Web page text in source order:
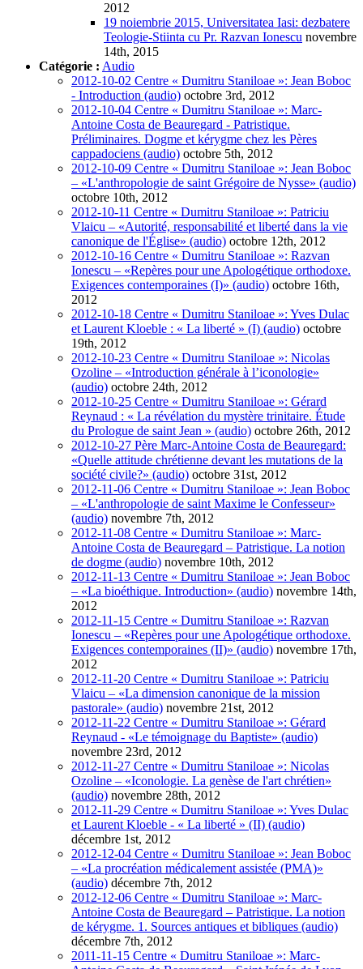
2012
19 noiembrie 2015, Universitatea Iasi: dezbatere
Teologie-Stiinta cu Pr. Razvan Ionescu novembre
14th, 2015
Catégorie : Audio
2012-10-02 Centre « Dumitru Staniloae »: Jean Boboc
- Introduction (audio) octobre 3rd, 2012
2012-10-04 Centre « Dumitru Staniloae »: Marc-
Antoine Costa de Beauregard - Patristique.
Préliminaires. Dogme et kérygme chez les Pères
cappadociens (audio) octobre 5th, 2012
2012-10-09 Centre « Dumitru Staniloae »: Jean Boboc
– «L'anthropologie de saint Grégoire de Nysse» (audio)
octobre 10th, 2012
2012-10-11 Centre « Dumitru Staniloae »: Patriciu
Vlaicu – «Autorité, responsabilité et liberté dans la vie
canonique de l'Église» (audio) octobre 12th, 2012
2012-10-16 Centre « Dumitru Staniloae »: Razvan
Ionescu – «Repères pour une Apologétique orthodoxe.
Exigences contemporaines (I)» (audio) octobre 16th,
2012
2012-10-18 Centre « Dumitru Staniloae »: Yves Dulac
et Laurent Kloeble : « La liberté » (I) (audio) octobre
19th, 2012
2012-10-23 Centre « Dumitru Staniloae »: Nicolas
Ozoline – «Introduction générale à l’iconologie»
(audio) octobre 24th, 2012
2012-10-25 Centre « Dumitru Staniloae »: Gérard
Reynaud : « La révélation du mystère trinitaire. Étude
du Prologue de saint Jean » (audio) octobre 26th, 2012
2012-10-27 Père Marc-Antoine Costa de Beauregard:
«Quelle attitude chrétienne devant les mutations de la
société civile?» (audio) octobre 31st, 2012
2012-11-06 Centre « Dumitru Staniloae »: Jean Boboc
– «L'anthropologie de saint Maxime le Confesseur»
(audio) novembre 7th, 2012
2012-11-08 Centre « Dumitru Staniloae »: Marc-
Antoine Costa de Beauregard – Patristique. La notion
de dogme (audio) novembre 10th, 2012
2012-11-13 Centre « Dumitru Staniloae »: Jean Boboc
– «La bioéthique. Introduction» (audio) novembre 14th,
2012
2012-11-15 Centre « Dumitru Staniloae »: Razvan
Ionescu – «Repères pour une Apologétique orthodoxe.
Exigences contemporaines (II)» (audio) novembre 17th,
2012
2012-11-20 Centre « Dumitru Staniloae »: Patriciu
Vlaicu – «La dimension canonique de la mission
pastorale» (audio) novembre 21st, 2012
2012-11-22 Centre « Dumitru Staniloae »: Gérard
Reynaud - «Le témoignage du Baptiste» (audio)
novembre 23rd, 2012
2012-11-27 Centre « Dumitru Staniloae »: Nicolas
Ozoline – «Iconologie. La genèse de l'art chrétien»
(audio) novembre 28th, 2012
2012-11-29 Centre « Dumitru Staniloae »: Yves Dulac
et Laurent Kloeble - « La liberté » (II) (audio)
décembre 1st, 2012
2012-12-04 Centre « Dumitru Staniloae »: Jean Boboc
– «La procréation médicalement assistée (PMA)»
(audio) décembre 7th, 2012
2012-12-06 Centre « Dumitru Staniloae »: Marc-
Antoine Costa de Beauregard – Patristique. La notion
de kérygme. 1. Sources antiques et bibliques (audio)
décembre 7th, 2012
2011-11-15 Centre « Dumitru Staniloae »: Marc-